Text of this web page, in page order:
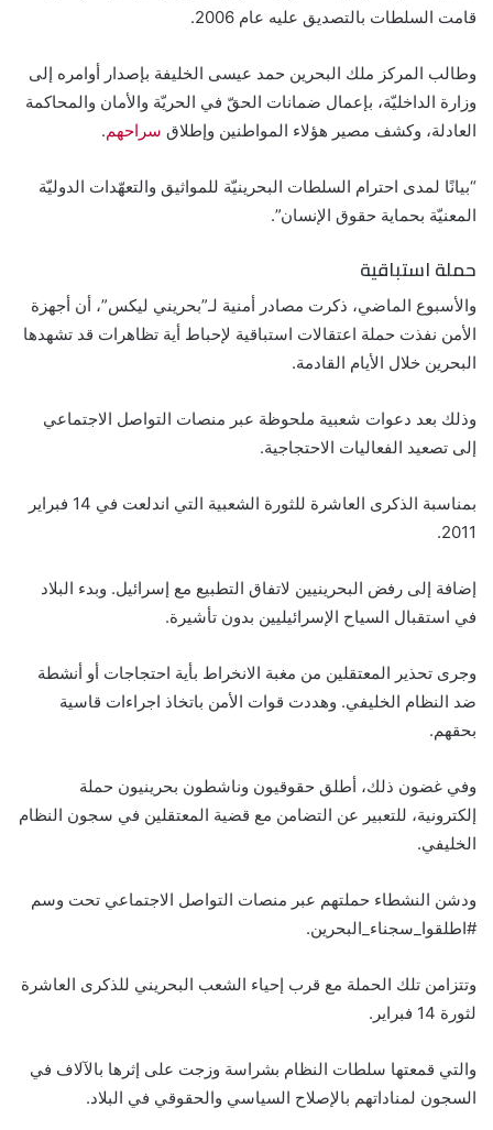
قامت السلطات بالتصديق عليه عام 2006.
وطالب المركز ملك البحرين حمد عيسى الخليفة بإصدار أوامره إلى
وزارة الداخليّة، بإعمال ضمانات الحقّ في الحريّة والأمان والمحاكمة
العادلة، وكشف مصير هؤلاء المواطنين وإطلاق سراحهم.
“بيانًا لمدى احترام السلطات البحرينيّة للمواثيق والتعهّدات الدوليّة
المعنيّة بحماية حقوق الإنسان”.
حملة استباقية
والأسبوع الماضي، ذكرت مصادر أمنية لـ”بحريني ليكس”، أن أجهزة
الأمن نفذت حملة اعتقالات استباقية لإحباط أية تظاهرات قد تشهدها
البحرين خلال الأيام القادمة.
وذلك بعد دعوات شعبية ملحوظة عبر منصات التواصل الاجتماعي
إلى تصعيد الفعاليات الاحتجاجية.
بمناسبة الذكرى العاشرة للثورة الشعبية التي اندلعت في 14 فبراير
2011.
إضافة إلى رفض البحرينيين لاتفاق التطبيع مع إسرائيل. وبدء البلاد
في استقبال السياح الإسرائيليين بدون تأشيرة.
وجرى تحذير المعتقلين من مغبة الانخراط بأية احتجاجات أو أنشطة
ضد النظام الخليفي. وهددت قوات الأمن باتخاذ اجراءات قاسية
بحقهم.
وفي غضون ذلك، أطلق حقوقيون وناشطون بحرينيون حملة
إلكترونية، للتعبير عن التضامن مع قضية المعتقلين في سجون النظام
الخليفي.
ودشن النشطاء حملتهم عبر منصات التواصل الاجتماعي تحت وسم
#اطلقوا_سجناء_البحرين.
وتتزامن تلك الحملة مع قرب إحياء الشعب البحريني للذكرى العاشرة
لثورة 14 فبراير.
والتي قمعتها سلطات النظام بشراسة وزجت على إثرها بالآلاف في
السجون لمناداتهم بالإصلاح السياسي والحقوقي في البلاد.